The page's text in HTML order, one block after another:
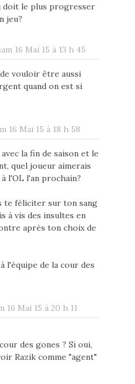
doit le plus progresser
jeu?
16 Mai 15 à 13 h 45
vouloir être aussi
quand on est si
16 Mai 15 à 18 h 58
la fin de saison et le
quel joueur aimerais
l'OL l'an prochain?
te féliciter sur ton sang
à vis des insultes en
après ton choix de
l'équipe de la cour des
16 Mai 15 à 20 h 11
des gones ? Si oui,
Razik comme "agent"